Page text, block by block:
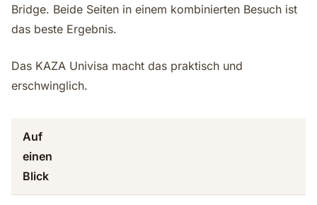
Bridge. Beide Seiten in einem kombinierten Besuch ist
das beste Ergebnis.
Das KAZA Univisa macht das praktisch und
erschwinglich.
Auf
einen
Blick